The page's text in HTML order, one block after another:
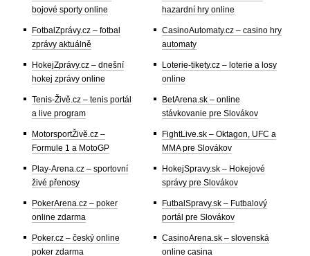
bojové sporty online
FotbalZprávy.cz – fotbal
zprávy aktuálně
HokejZprávy.cz – dnešní
hokej zprávy online
Tenis-Živě.cz – tenis portál
a live program
MotorsportŽivě.cz –
Formule 1 a MotoGP
Play-Arena.cz – sportovní
živé přenosy
PokerArena.cz – poker
online zdarma
Poker.cz – český online
poker zdarma
hazardní hry online
CasinoAutomaty.cz – casino hry
automaty
Loterie-tikety.cz – loterie a losy
online
BetArena.sk – online
stávkovanie pre Slovákov
FightLive.sk – Oktagon, UFC a
MMA pre Slovákov
HokejSpravy.sk – Hokejové
správy pre Slovákov
FutbalSpravy.sk – Futbalový
portál pre Slovákov
CasinoArena.sk – slovenská
online casina